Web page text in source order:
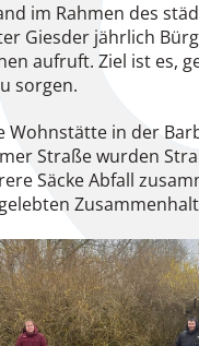
im Rahmen des
Giesder jährlich
aufruft. Ziel ist es,
sorgen.
Wohnstätte in der
Straße wurden
Säcke Abfall